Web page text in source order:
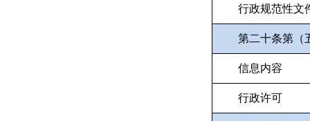
行政规范性文
第二十条第（
信息内容
行政许可